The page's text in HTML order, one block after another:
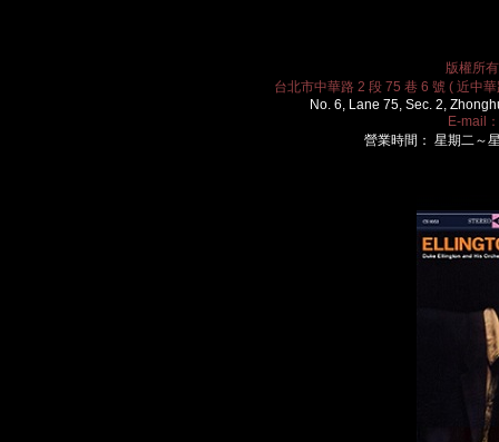
版權所
台北市中華路 2 段 75 巷 6 號 ( 近中
No. 6, Lane 75, Sec. 2,
E-mail：
營業時間： 星期二～